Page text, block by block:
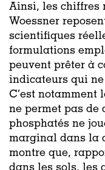
Ainsi, les chiffres
Woessner
scientifiques
formulations
peuvent prêter à
indicateurs qui ne
C’est notamment
ne permet pas de
phosphatés ne
marginal dans la
montre que,